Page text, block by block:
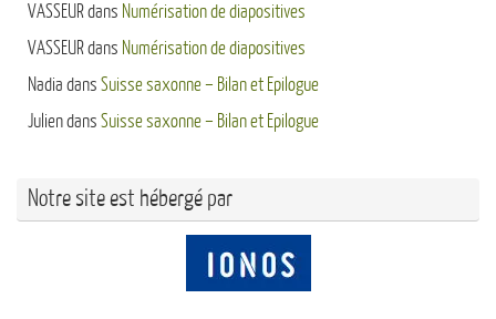
VASSEURdans Numérisation de diapositives
VASSEURdans Numérisation de diapositives
Nadia dans Suisse saxonne – Bilan et Epilogue
Juliendans Suisse saxonne – Bilan et Epilogue
Notre site est hébergé par